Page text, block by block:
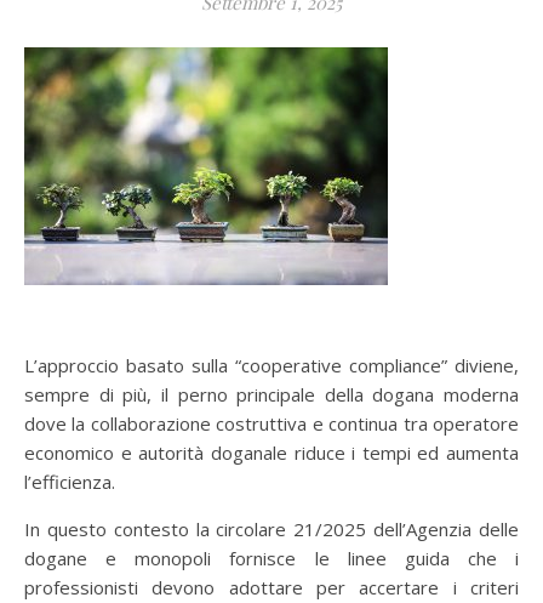
L’approccio basato sulla “cooperative compliance” diviene,
sempre di più, il perno principale della dogana moderna
dove la collaborazione costruttiva e continua tra operatore
economico e autorità doganale riduce i tempi ed aumenta
l’efficienza.
In questo contesto la circolare 21/2025 dell’Agenzia delle
dogane e monopoli fornisce le linee guida che i
professionisti devono adottare per accertare i criteri